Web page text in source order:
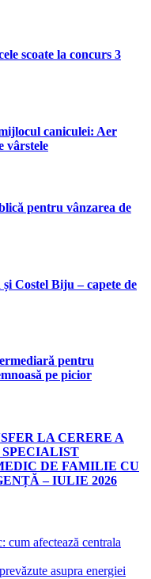
scoate la concurs 3
caniculei: Aer
vârstele
pentru vânzarea de
Costel Biju – capete de
pentru
pe picior
LA CERERE A
DE FAMILIE CU
– IULIE 2026
afectează centrala
asupra energiei